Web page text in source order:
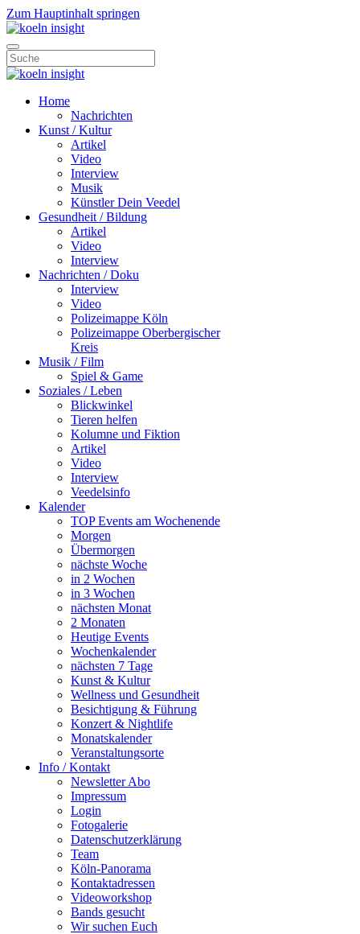
Zum Hauptinhalt springen
Home
Nachrichten
Kunst / Kultur
Artikel
Video
Interview
Musik
Künstler Dein Veedel
Gesundheit / Bildung
Artikel
Video
Interview
Nachrichten / Doku
Interview
Video
Polizeimappe Köln
Polizeimappe Oberbergischer
Kreis
Musik / Film
Spiel & Game
Soziales / Leben
Blickwinkel
Tieren helfen
Kolumne und Fiktion
Artikel
Video
Interview
Veedelsinfo
Kalender
TOP Events am Wochenende
Morgen
Übermorgen
nächste Woche
in 2 Wochen
in 3 Wochen
nächsten Monat
2 Monaten
Heutige Events
Wochenkalender
nächsten 7 Tage
Kunst & Kultur
Wellness und Gesundheit
Besichtigung & Führung
Konzert & Nightlife
Monatskalender
Veranstaltungsorte
Info / Kontakt
Newsletter Abo
Impressum
Login
Fotogalerie
Datenschutzerklärung
Team
Köln-Panorama
Kontaktadressen
Videoworkshop
Bands gesucht
Wir suchen Euch